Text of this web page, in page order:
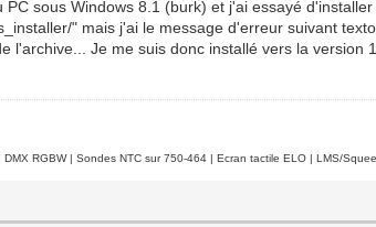
sous Windows 8.1 (burk) et j'ai essayé
" mais j'ai le message d'erreur suivant
l'archive... Je me suis donc installé vers la
RGBW | Sondes NTC sur 750-464 | Ecran tactile ELO | LMS/